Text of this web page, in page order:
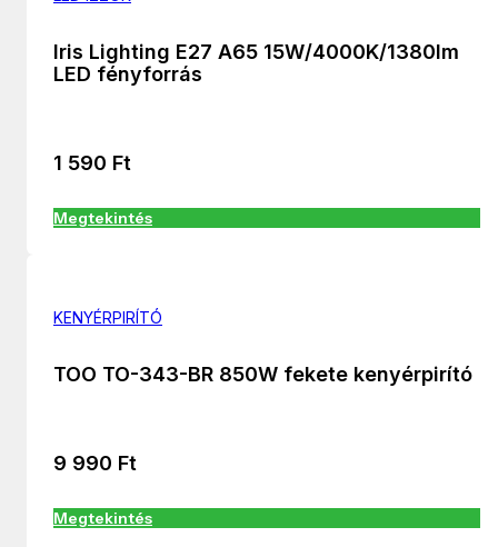
Iris Lighting E27 A65 15W/4000K/1380lm
LED fényforrás
1 590 Ft
Megtekintés
KENYÉRPIRÍTÓ
TOO TO-343-BR 850W fekete kenyérpirító
9 990 Ft
Megtekintés